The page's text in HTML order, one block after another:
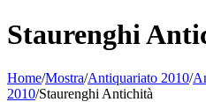
Staurenghi
Home/Mostra/Antiquariato 2010/
2010/Staurenghi Antichità